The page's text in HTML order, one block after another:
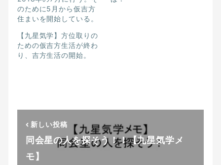
のために5月から仮吉方
住まいを開始している。
【九星気学】方位取りの
ための仮吉方生活が終わ
り、吉方生活の開始。
新しい投稿
同会星の人を探そう！！【九星気学メ
モ】